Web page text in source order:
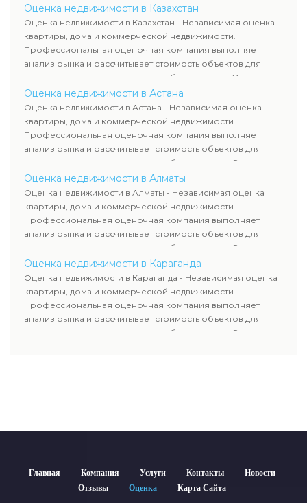
определяют рыночную стоимость имущества и
рассчитывают ущерб. Все отчеты соответствуют
требованиям законодательства и используются для
сделок, кредитования и судебных процессов.
Оценка недвижимости в Казахстан
Оценка недвижимости в Казахстан - Независимая оценка
квартиры, дома и коммерческой недвижимости.
Профессиональная оценочная компания выполняет
анализ рынка и рассчитывает стоимость объектов для
продажи, ипотеки, аренды и судебных споров. Оценка
недвижимости включает современные методы и
гарантирует объективные результаты. Отчеты
используются для банков, судов и страховых компаний по
всему Казахстану.
Оценка недвижимости в Астана
Оценка недвижимости в Астана - Независимая оценка
квартиры, дома и коммерческой недвижимости.
Профессиональная оценочная компания выполняет
анализ рынка и рассчитывает стоимость объектов для
продажи, ипотеки, аренды и судебных споров. Оценка
недвижимости включает современные методы и
гарантирует объективные результаты. Отчеты
используются для банков, судов и страховых компаний по
всему Казахстану.
Оценка недвижимости в Алматы
Оценка недвижимости в Алматы - Независимая оценка
квартиры, дома и коммерческой недвижимости.
Профессиональная оценочная компания выполняет
анализ рынка и рассчитывает стоимость объектов для
продажи, ипотеки, аренды и судебных споров. Оценка
недвижимости включает современные методы и
гарантирует объективные результаты. Отчеты
используются для банков, судов и страховых компаний по
всему Казахстану.
Оценка недвижимости в Караганда
Оценка недвижимости в Караганда - Независимая оценка
квартиры, дома и коммерческой недвижимости.
Профессиональная оценочная компания выполняет
анализ рынка и рассчитывает стоимость объектов для
продажи, ипотеки, аренды и судебных споров. Оценка
Главная Компания Услуги Контакты
Новости
Отзывы
Оценка Карта Сайта